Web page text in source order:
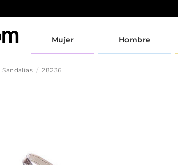
Mujer Hombre
Sandalias 28236